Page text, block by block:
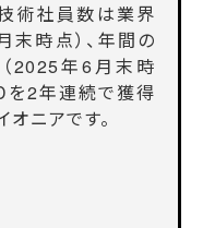
術社員数は業界
時点）、年間の
2025年6月末時
を2年連続で獲得
ニアです。